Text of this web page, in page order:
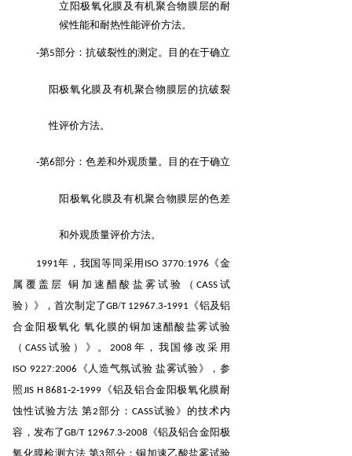
立阳极氧化膜及有机聚合物膜层的耐
候性能和耐热性能评价方法。
-第5部分：抗破裂性的测定。目的在于确立
阳极氧化膜及有机聚合物膜层的抗破裂
性评价方法。
-第6部分：色差和外观质量。目的在于确立
阳极氧化膜及有机聚合物膜层的色差
和外观质量评价方法。
1991年，我国等同采用 ISO 3770:1976
《金
属覆盖层 铜加速醋酸盐雾试验（ CASS试
验）》，首次制 定了GB/T 12967.3-1991
《铝及铝
合金阳极氧化 氧化膜的铜加速醋酸盐雾试验
（ CASS试验）》。 2008 年，我国修改采用
ISO 9227:2006
《人造气氛试验 盐雾试验》，参
照JIS H 8681-2-1999 《铝及铝合金阳极氧化膜耐
蚀性试验方法 第2部分：CASS试验》的技术内
容，发布了GB/T 12967.3-2008
《铝及铝合金阳极
氧化膜检测方法 第 部分：铜加速乙酸盐雾试验